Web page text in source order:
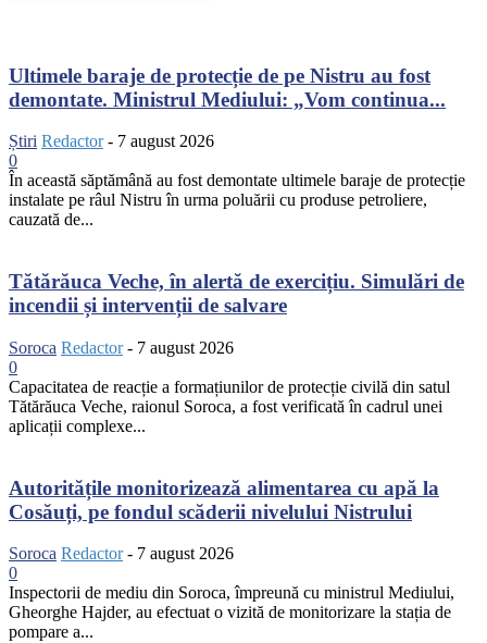
Ultimele baraje de protecție de pe Nistru au fost
demontate. Ministrul Mediului: „Vom continua...
Știri Redactor - 7 august 2026
0
În această săptămână au fost demontate ultimele baraje de protecție
instalate pe râul Nistru în urma poluării cu produse petroliere,
cauzată de...
Tătărăuca Veche, în alertă de exercițiu. Simulări de
incendii și intervenții de salvare
Soroca Redactor - 7 august 2026
0
Capacitatea de reacție a formațiunilor de protecție civilă din satul
Tătărăuca Veche, raionul Soroca, a fost verificată în cadrul unei
aplicații complexe...
Autoritățile monitorizează alimentarea cu apă la
Cosăuți, pe fondul scăderii nivelului Nistrului
Soroca Redactor - 7 august 2026
0
Inspectorii de mediu din Soroca, împreună cu ministrul Mediului,
Gheorghe Hajder, au efectuat o vizită de monitorizare la stația de
pompare a...